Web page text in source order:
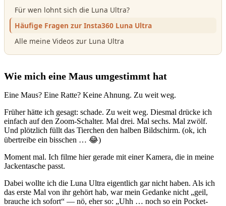
Für wen lohnt sich die Luna Ultra?
Häufige Fragen zur Insta360 Luna Ultra
Alle meine Videos zur Luna Ultra
Wie mich eine Maus umgestimmt hat
Eine Maus? Eine Ratte? Keine Ahnung. Zu weit weg.
Früher hätte ich gesagt: schade. Zu weit weg. Diesmal drücke ich
einfach auf den Zoom-Schalter. Mal drei. Mal sechs. Mal zwölf.
Und plötzlich füllt das Tierchen den halben Bildschirm. (ok, ich
übertreibe ein bisschen … 😂)
Moment mal. Ich filme hier gerade mit einer Kamera, die in meine
Jackentasche passt.
Dabei wollte ich die Luna Ultra eigentlich gar nicht haben. Als ich
das erste Mal von ihr gehört hab, war mein Gedanke nicht „geil,
brauche ich sofort“ — nö, eher so: „Uhh … noch so ein Pocket-